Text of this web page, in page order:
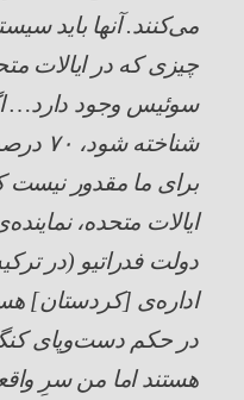
می‌کنند. آنها باید
چیزی که در ایالات
سوئیس وجود دارد…
برای ما مقدور نیست
ایالات متحده،
دولت فدراتیو (در
اداره‌ی [کردستان]
در حکم دست‌و‌پای
هستند اما من سرِ